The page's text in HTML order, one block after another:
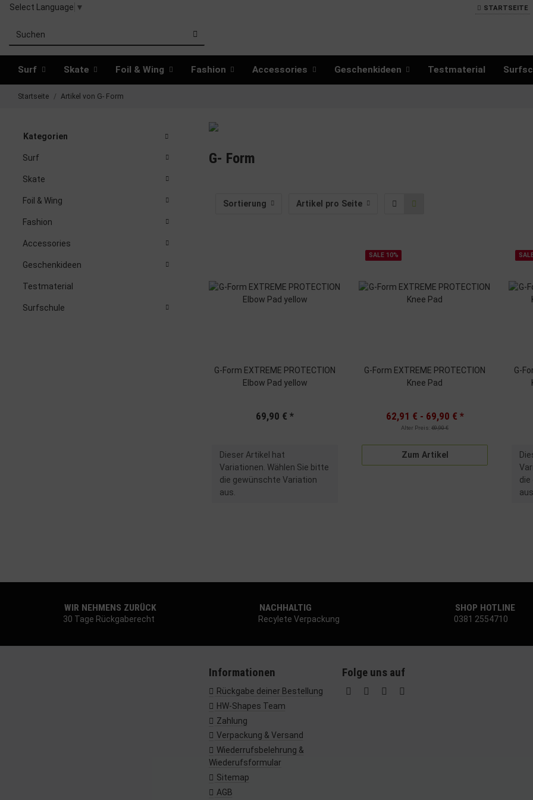
Select Language ▼ STARTSEITE
Surf Skate Foil & Wing Fashion Accessories Geschenkideen Testmaterial
Startseite Artikel von G- Form
G- Form
Sortierung Artikel pro Seite
G-Form EXTREME PROTECTION
Elbow Pad yellow
69,90 € *
x
Dieser Artikel hat
Variationen. Wählen Sie bitte
die gewünschte Variation
aus.
SALE 10%
G-Form EXTREME PROTECTION
Knee Pad
62,91 € - 69,90 € *
Alter Preis: 69,90 €
Zum Artikel
G-
x
Kategorien
Surf
Skate
Foil & Wing
Fashion
Accessories
Geschenkideen
Testmaterial
Surfschule
WIR NEHMENS ZURÜCK
30 Tage Rückgaberecht
NACHHALTIG
Recylete Verpackung
SHOP HOTLINE
0381 2554710
Informationen
Rückgabe deiner Bestellung
HW-Shapes Team
Zahlung
Verpackung & Versand
Wiederrufsbelehrung &
Wiederufsformular
Sitemap
AGB
Folge uns auf